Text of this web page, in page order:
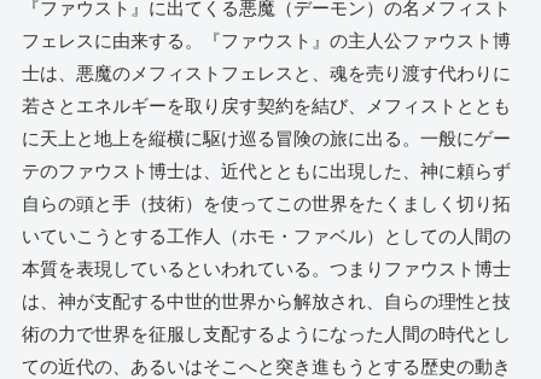
『ファウスト』に出てくる悪魔（デーモン）の名メフィスト
フェレスに由来する。『ファウスト』の主人公ファウスト博
士は、悪魔のメフィストフェレスと、魂を売り渡す代わりに
若さとエネルギーを取り戻す契約を結び、メフィストととも
に天上と地上を縦横に駆け巡る冒険の旅に出る。一般にゲー
テのファウスト博士は、近代とともに出現した、神に頼らず
自らの頭と手（技術）を使ってこの世界をたくましく切り拓
いていこうとする工作人（ホモ・ファベル）としての人間の
本質を表現しているといわれている。つまりファウスト博士
は、神が支配する中世的世界から解放され、自らの理性と技
術の力で世界を征服し支配するようになった人間の時代とし
ての近代の、あるいはそこへと突き進もうとする歴史の動き